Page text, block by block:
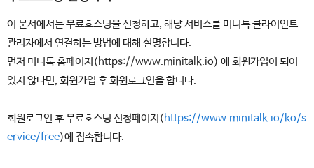
이 문서에서는 무료호스팅을 신청하고, 해당 서비스를 미니톡 클라이언트
관리자에서 연결하는 방법에 대해 설명합니다.
먼저 미니톡 홈페이지(https://www.minitalk.io) 에 회원가입이 되어
있지 않다면, 회원가입 후 회원로그인을 합니다.
회원로그인 후 무료호스팅 신청페이지(https://www.minitalk.io/ko/s
ervice/free)에 접속합니다.